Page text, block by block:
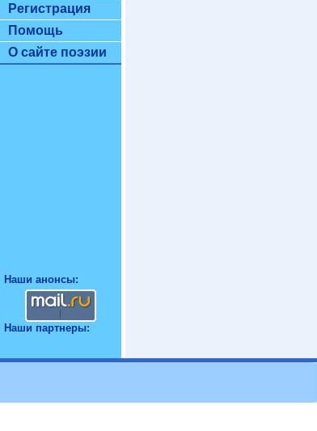
Регистрация
Помощь
О сайте поэзии
Наши анонсы:
Наши партнеры: